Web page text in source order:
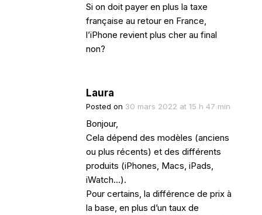
Si on doit payer en plus la taxe
française au retour en France,
l’iPhone revient plus cher au final
non?
Laura
Posted on 30 mars 2022 at 15 h 47 min
Bonjour,
Cela dépend des modèles (anciens
ou plus récents) et des différents
produits (iPhones, Macs, iPads,
iWatch…).
Pour certains, la différence de prix à
la base, en plus d’un taux de